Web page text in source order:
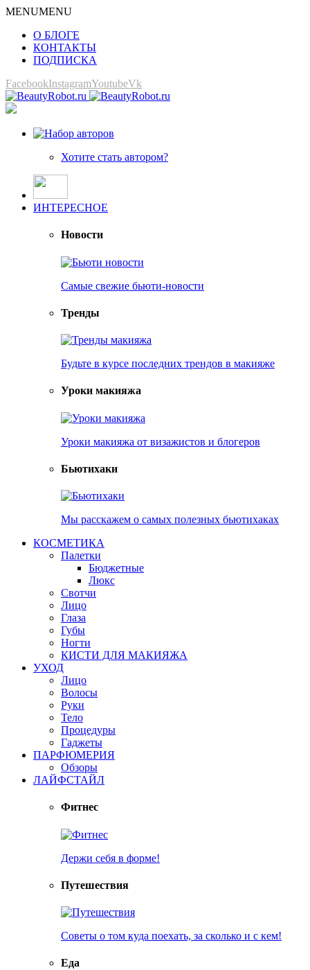
MENUMENU
О БЛОГЕ
КОНТАКТЫ
ПОДПИСКА
FacebookInstagramYoutubeVk
Хотите стать автором?
ИНТЕРЕСНОЕ
Новости
Самые свежие бьюти-новости
Тренды
Будьте в курсе последних трендов в макияже
Уроки макияжа
Уроки макияжа от визажистов и блогеров
Бьютихаки
Мы расскажем о самых полезных бьютихаках
КОСМЕТИКА
Палетки
Бюджетные
Люкс
Свотчи
Лицо
Глаза
Губы
Ногти
КИСТИ ДЛЯ МАКИЯЖА
УХОД
Лицо
Волосы
Руки
Тело
Процедуры
Гаджеты
ПАРФЮМЕРИЯ
Обзоры
ЛАЙФСТАЙЛ
Фитнес
Держи себя в форме!
Путешествия
Советы о том куда поехать, за сколько и с кем!
Еда